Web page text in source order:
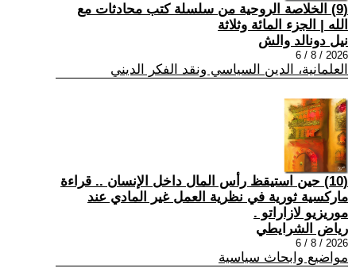
(9) الخلاصة الروحية من سلسلة كتب محادثات مع
الله | الجزء المائة وثلاثة
نيل دونالد والش
2026 / 8 / 6
العلمانية، الدين السياسي ونقد الفكر الديني
(10) حين استيقظ رأس المال داخل الإنسان .. قراءة
ماركسية ثورية في نظرية العمل غير المادي عند
موريزيو لازاراتو .
رياض الشرايطي
2026 / 8 / 6
مواضيع وابحاث سياسية